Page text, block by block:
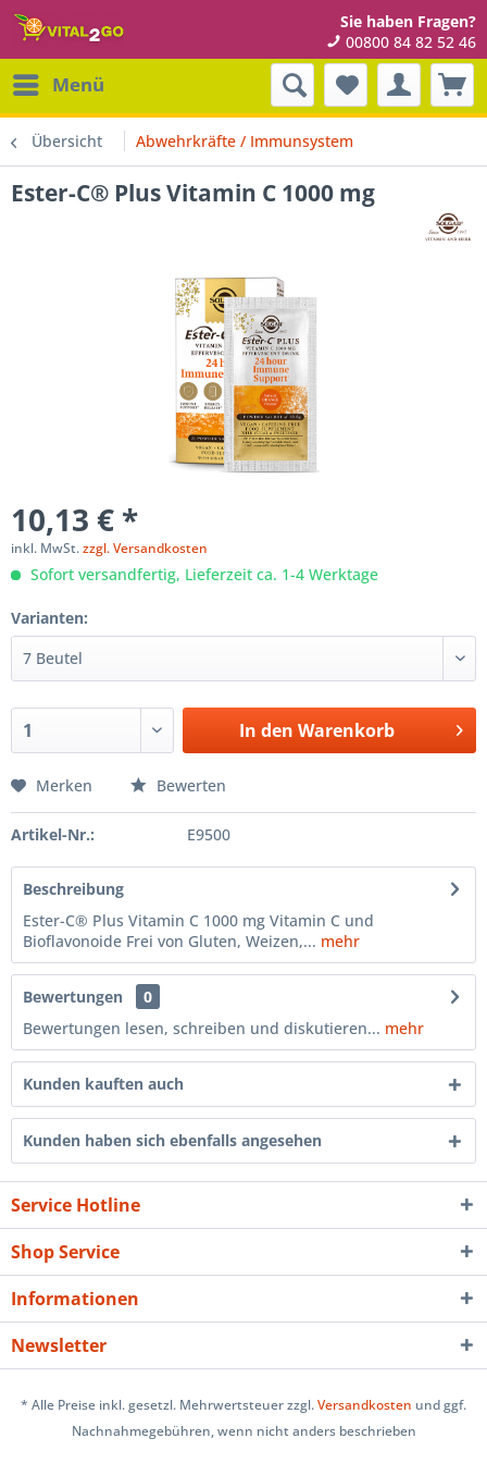
Sie haben Fragen?
00800 84 82 52 46
Menü
Übersicht Abwehrkräfte / Immunsystem
Ester-C® Plus Vitamin C 1000 mg
10,13 € *
inkl. MwSt.zzgl. Versandkosten
Sofort versandfertig, Lieferzeit ca. 1-4 Werktage
Varianten:
In den Warenkorb
Merken Bewerten
Artikel-Nr.: E9500
Beschreibung
Ester-C® Plus Vitamin C 1000 mg Vitamin C und
Bioflavonoide Frei von Gluten, Weizen,... mehr
Bewertungen
0
Bewertungen lesen, schreiben und diskutieren... mehr
Kunden kauften auch
Kunden haben sich ebenfalls angesehen
Service Hotline
Shop Service
Informationen
Newsletter
* Alle Preise inkl. gesetzl. Mehrwertsteuer zzgl.Versandkosten und ggf.
Nachnahmegebühren, wenn nicht anders beschrieben